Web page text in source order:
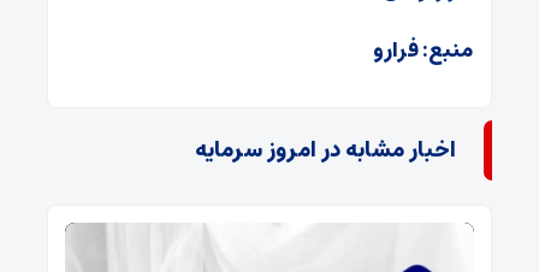
منبع: فرارو
اخبار مشابه در امروز سرمایه